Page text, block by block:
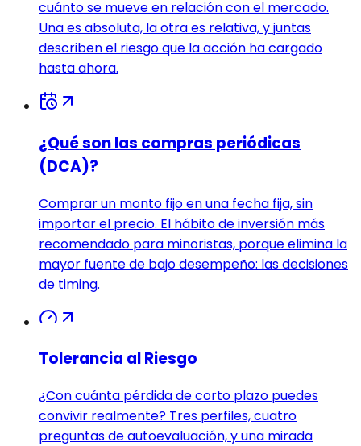
cuánto se mueve en relación con el mercado.
Una es absoluta, la otra es relativa, y juntas
describen el riesgo que la acción ha cargado
hasta ahora.
¿Qué son las compras periódicas
(DCA)?
Comprar un monto fijo en una fecha fija, sin
importar el precio. El hábito de inversión más
recomendado para minoristas, porque elimina la
mayor fuente de bajo desempeño: las decisiones
de timing.
Tolerancia al Riesgo
¿Con cuánta pérdida de corto plazo puedes
convivir realmente? Tres perfiles, cuatro
preguntas de autoevaluación, y una mirada